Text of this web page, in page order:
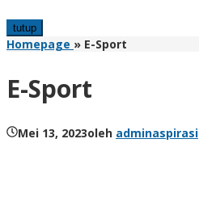
tutup
Homepage » E-Sport
E-Sport
Mei 13, 2023oleh adminaspirasi